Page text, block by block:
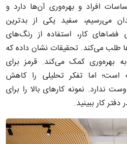
افراد و بهره‌وری آن‌ها دارد و
می‌رسیم، سفید یکی از بدترین
فضاهای کار، استفاده از رنگ‌های
طلب می‌کند. تحقیقات نشان داده که
بهره‌وری کمک می‌کند. قرمز برای
اما تفکر تحلیلی را کاهش
ندارد. نمونه کارهای بالا را برای
کار ببینید.